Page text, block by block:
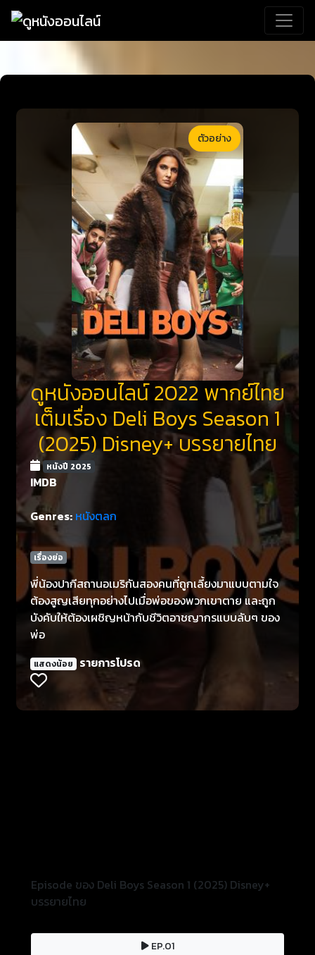
ตัวอย่าง
ดูหนังออนไลน์ 2022 พากย์ไทย
เต็มเรื่อง Deli Boys Season 1
(2025) Disney+ บรรยายไทย
หนังปี 2025
IMDB
Genres: หนังตลก
เรื่องย่อ
พี่น้องปากีสถานอเมริกันสองคนที่ถูกเลี้ยงมาแบบตามใจ
ต้องสูญเสียทุกอย่างไปเมื่อพ่อของพวกเขาตาย และถูก
บังคับให้ต้องเผชิญหน้ากับชีวิตอาชญากรแบบลับๆ ของ
พ่อ
แสดงน้อย รายการโปรด
Episode ของ Deli Boys Season 1 (2025) Disney+
บรรยายไทย
EP.01